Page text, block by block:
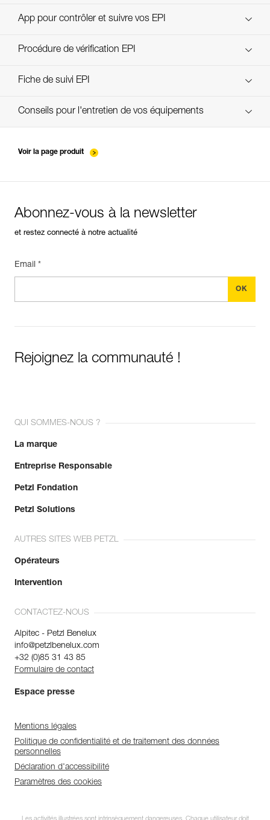
Technical Notice
App pour contrôler et suivre vos EPI
découvrez ePPEcentre
Procédure de vérification EPI
verif-EPI-PROGRESS-ADJUST-procedure-FR
Fiche de suivi EPI
verif-EPI-PROGRESS-ADJUST-suivi-FR
Conseils pour l'entretien de vos équipements
Voir la page produit
Abonnez-vous à la newsletter
et restez connecté à notre actualité
Email *
Rejoignez la communauté !
QUI SOMMES-NOUS ?
La marque
Entreprise Responsable
Petzl Fondation
Petzl Solutions
AUTRES SITES WEB PETZL
Opérateurs
Intervention
CONTACTEZ-NOUS
Alpitec - Petzl Benelux
info@petzlbenelux.com
+32 (0)85 31 43 85
Formulaire de contact
Espace presse
Mentions légales
Politique de confidentialité et de traitement des données
personnelles
Déclaration d'accessibilité
Paramètres des cookies